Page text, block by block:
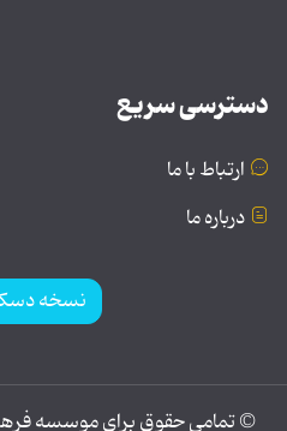
دسترسی سریع
ارتباط با ما
درباره ما
نسخه
© تمامی حقوق برای موسسه